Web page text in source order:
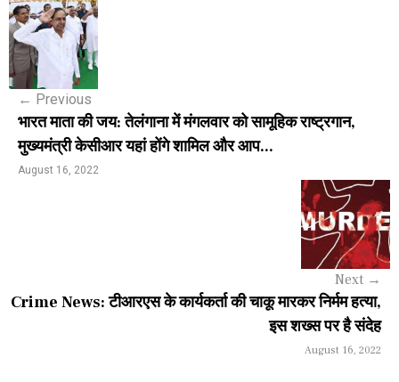
P
o
s
n
a
a
← Previous
भारत माता की जय: तेलंगाना में मंगलवार को सामूहिक राष्ट्रगान,
मुख्यमंत्री केसीआर यहां होंगे शामिल और आप...
August 16, 2022
Next →
Crime News: टीआरएस के कार्यकर्ता की चाकू मारकर निर्मम हत्या,
इस शख्स पर है संदेह
August 16, 2022